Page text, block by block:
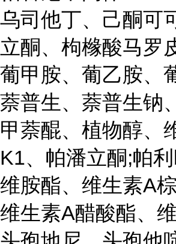
乌司他丁、己酮可
立酮、枸橼酸马罗
葡甲胺、葡乙胺、
萘普生、萘普生钠
甲萘醌、植物醇、
K1、帕潘立酮;帕利
维胺酯、维生素A棕
维生素A醋酸酯、